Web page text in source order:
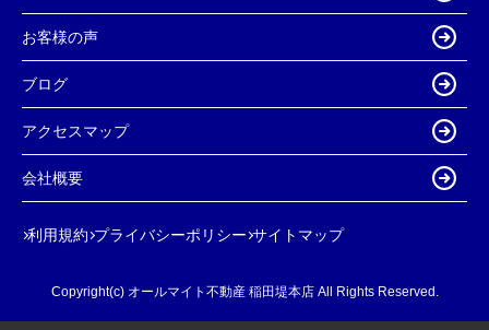
お客様の声
ブログ
アクセスマップ
会社概要
利用規約 プライバシーポリシー サイトマップ
Copyright(c) オールマイト不動産 稲田堤本店 All Rights Reserved.